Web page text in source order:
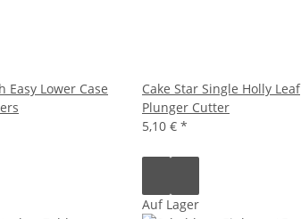
Easy Lower Case
Cake Star Single Holly Leaf
Plunger Cutter
5,10 € *
Auf Lager